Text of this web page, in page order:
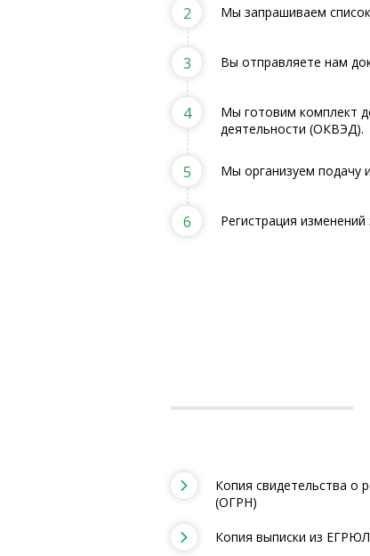
2 Мы запрашиваем
3 Вы отправляете нам
4
Мы готовим комплект
деятельности (ОКВЭД).
5 Мы организуем подачу
6 Регистрация
Копия свидетельства о
(ОГРН)
Копия выписки из